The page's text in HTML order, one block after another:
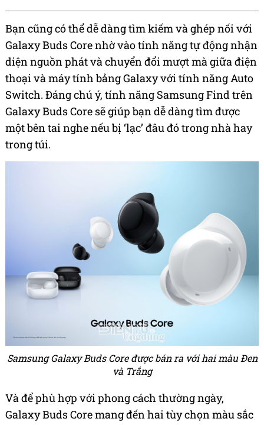
Bạn cũng có thể dễ dàng tìm kiếm và ghép nối với
Galaxy Buds Core nhờ vào tính năng tự động nhận
diện nguồn phát và chuyển đổi mượt mà giữa điện
thoại và máy tính bảng Galaxy với tính năng Auto
Switch. Đáng chú ý, tính năng Samsung Find trên
Galaxy Buds Core sẽ giúp bạn dễ dàng tìm được
một bên tai nghe nếu bị ‘lạc’ đâu đó trong nhà hay
trong túi.
Samsung Galaxy Buds Core được bán ra với hai màu Đen
và Trắng
Và để phù hợp với phong cách thường ngày,
Galaxy Buds Core mang đến hai tùy chọn màu sắc